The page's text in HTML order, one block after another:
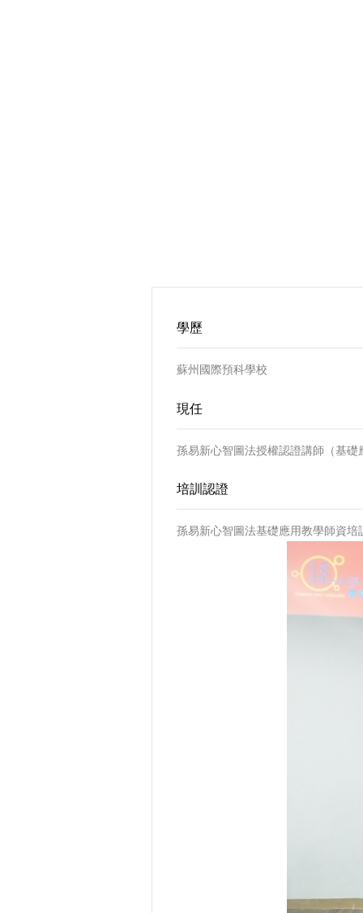
學歷
蘇州國際預科學校
現任
孫易新心智圖法授權認證講師（基礎
培訓認證
孫易新心智圖法基礎應用教學師資培